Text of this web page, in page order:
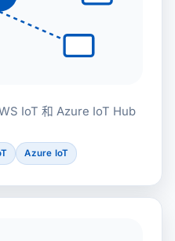
IoT 和 Azure IoT Hub
Azure IoT